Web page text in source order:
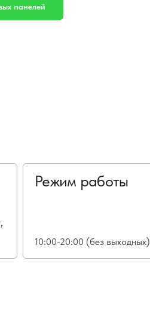
панелей
Режим работы
10:00-20:00 (без выходных)